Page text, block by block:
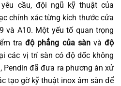
cầu, đội ngũ kỹ thuật của
chính xác từng kích thước cửa
và A10. Một yếu tố quan trọng
trađộ phẳng của sànvàđộ
các vị trí sàn có độ dốc không
Pendin đã đưa ra phương án xử
tạo gờ kỹ thuật inox âm sàn để